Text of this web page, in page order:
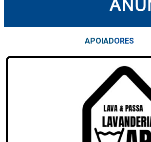
APOIADORES